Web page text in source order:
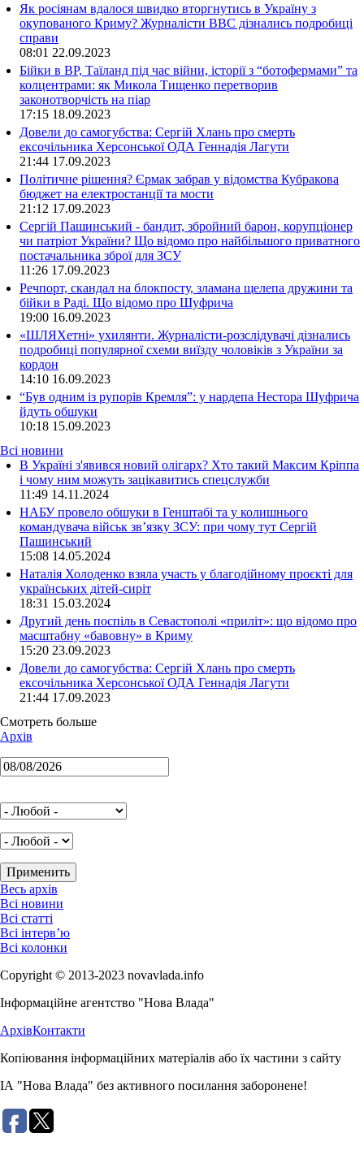
Як росіянам вдалося швидко вторгнутись в Україну з
окупованого Криму? Журналісти ВВС дізнались подробиці
справи
08:01 22.09.2023
Бійки в ВР, Таїланд під час війни, історії з “ботофермами” та
колцентрами: як Микола Тищенко перетворив
законотворчість на піар
17:15 18.09.2023
Довели до самогубства: Сергій Хлань про смерть
ексочільника Херсонської ОДА Геннадія Лагути
21:44 17.09.2023
Політичне рішення? Єрмак забрав у відомства Кубракова
бюджет на електростанції та мости
21:12 17.09.2023
Сергій Пашинський - бандит, збройний барон, корупціонер
чи патріот України? Що відомо про найбільшого приватного
постачальника зброї для ЗСУ
11:26 17.09.2023
Речпорт, скандал на блокпосту, зламана щелепа дружини та
бійки в Раді. Що відомо про Шуфрича
19:00 16.09.2023
«ШЛЯХетні» ухилянти. Журналісти-розслідувачі дізнались
подробиці популярної схеми виїзду чоловіків з України за
кордон
14:10 16.09.2023
“Був одним із рупорів Кремля”: у нардепа Нестора Шуфрича
йдуть обшуки
10:18 15.09.2023
Всі новини
В Україні з'явився новий олігарх? Хто такий Максим Кріппа
і чому ним можуть зацікавитись спецслужби
11:49 14.11.2024
НАБУ провело обшуки в Генштабі та у колишнього
командувача військ зв’язку ЗСУ: при чому тут Сергій
Пашинський
15:08 14.05.2024
Наталія Холоденко взяла участь у благодійному проєкті для
українських дітей-сиріт
18:31 15.03.2024
Другий день поспіль в Севастополі «приліт»: що відомо про
масштабну «бавовну» в Криму
15:20 23.09.2023
Довели до самогубства: Сергій Хлань про смерть
ексочільника Херсонської ОДА Геннадія Лагути
21:44 17.09.2023
Смотреть больше
Архів
Весь архів
Всі новини
Всі статті
Всі інтерв’ю
Всі колонки
Copyright © 2013-2023 novavlada.info
Інформаційне агентство "Нова Влада"
АрхівКонтакти
Копіювання інформаційних матеріалів або їх частини з сайту
ІА "Нова Влада" без активного посилання заборонене!